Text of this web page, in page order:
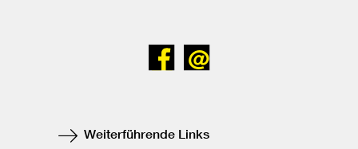
Bei
teilen
Senden
Weiterführende Links